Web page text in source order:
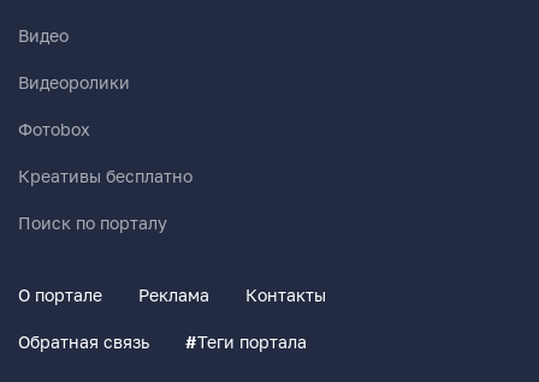
Видео
Видеоролики
Фотоbox
Креативы бесплатно
Поиск по порталу
О портале Реклама Контакты
Обратная связь #Теги портала